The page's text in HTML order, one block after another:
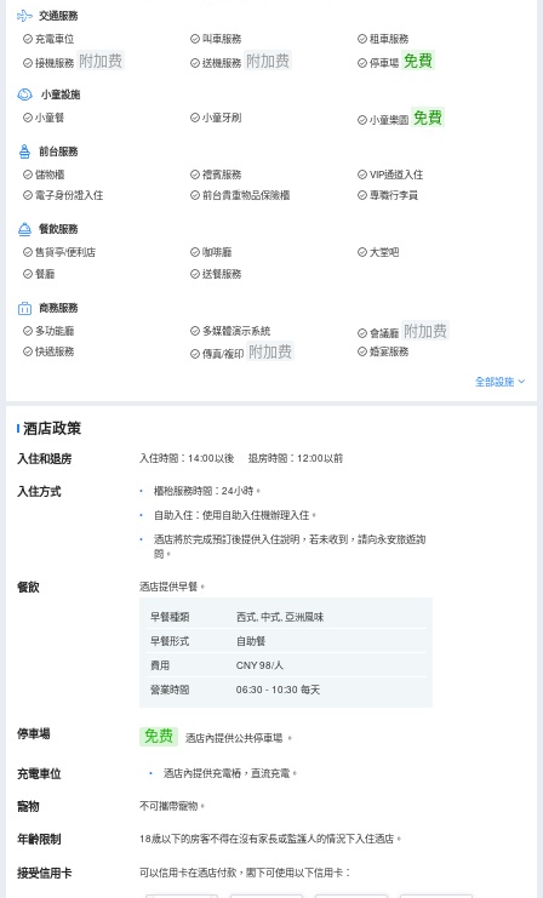
交通服務
充電車位 叫車服務
租車服務
接機服務 附加费 送機服務 附加费 停車場 免費
小童設施
小童餐 小童牙刷 小童樂園 免費
前台服務
儲物櫃 禮賓服務
VIP通道入住
電子身份證入住
前台貴重物品保險櫃 專職行李員
餐飲服務
售貨亭/便利店 咖啡廳
大堂吧
餐廳
送餐服務
商務服務
多功能廳 多媒體演示系統 會議廳 附加费
快遞服務 傳真/複印 附加费 婚宴服務
全部設施
酒店政策
入住和退房 入住時間：14:00以後 退房時間：12:00以前
入住方式
櫃枱服務時間：24小時。
自助入住：使用自助入住機辦理入住。
酒店將於完成預訂後提供入住說明，若未收到，請向永安旅遊詢
問。
餐飲 酒店提供早餐。
早餐種類
西式, 中式, 亞洲風味
早餐形式
自助餐
費用
CNY 98/人
營業時間
06:30 - 10:30 每天
停車場 免费 酒店內提供公共停車場 。
充電車位 • 酒店內提供充電樁，直流充電。
寵物 不可攜帶寵物。
年齡限制 18歲以下的房客不得在沒有家長或監護人的情況下入住酒店。
接受信用卡 可以信用卡在酒店付款，閣下可使用以下信用卡：